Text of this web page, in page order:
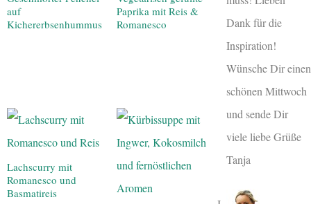
auf
Kichererbsenhummus
Paprika mit Reis &
Romanesco
Lachscurry mit
Romanesco und
Basmatireis
Dank für die
Inspiration!
Wünsche Dir einen
schönen Mittwoch
und sende Dir
viele liebe Grüße
Tanja